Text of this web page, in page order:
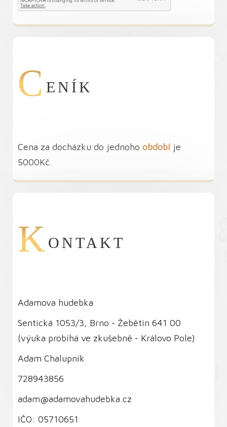
CENÍK
Cena za docházku do jednoho obdobíje
5000Kč.
K ONTAKT
Adamova hudebka
Sentická 1053/3, Brno - Žebětín 641 00
(výuka probíhá ve zkušebně - Královo Pole)
Adam Chalupník
728943856
adam@adamovahudebka.cz
IČO: 05710651